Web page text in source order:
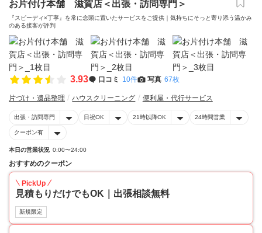
お片付け本舗 滋賀店＜出張・訪問専門＞
『スピーディ×丁寧』を常に念頭に置いたサービスをご提供｜気持ちにそっと寄り添う温かみ
のある接客が評判
3.93 口コミ 10件 写真 67枚
片づけ・遺品整理 ハウスクリーニング 便利屋・代行サービス
出張・訪問専門 日祝OK 21時以降OK 24時間営業
クーポン有
本日の営業状況 0:00〜24:00
おすすめのクーポン
PickUp
見積もりだけでもOK｜出張相談無料
新規限定